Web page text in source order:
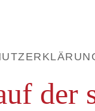
der